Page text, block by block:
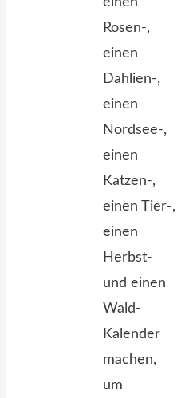
Rosen-,
einen
Dahlien-,
einen
Nordsee-,
einen
Katzen-,
einen Tier-,
einen
Herbst-
und einen
Wald-
Kalender
machen,
um